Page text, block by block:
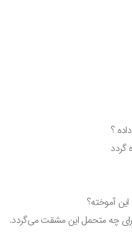
؟
گردد
آموخته؟
برای چه متحمل این مشقت می‌گردد.